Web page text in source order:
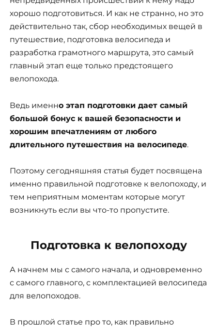
хорошо подготовиться. И как не странно, но это
действительно так, сбор необходимых вещей в
путешествие, подготовка велосипеда и
разработка грамотного маршрута, это самый
главный этап еще только предстоящего
велопохода.
Ведь именно этап подготовки дает самый
большой бонус к вашей безопасности и
хорошим впечатлениям от любого
длительного путешествия на велосипеде.
Поэтому сегодняшняя статья будет посвящена
именно правильной подготовке к велопоходу, и
тем неприятным моментам которые могут
возникнуть если вы что-то пропустите.
Подготовка к велопоходу
А начнем мы с самого начала, и одновременно
с самого главного, с комплектацией велосипеда
для велопоходов.
В прошлой статье про то, как правильно